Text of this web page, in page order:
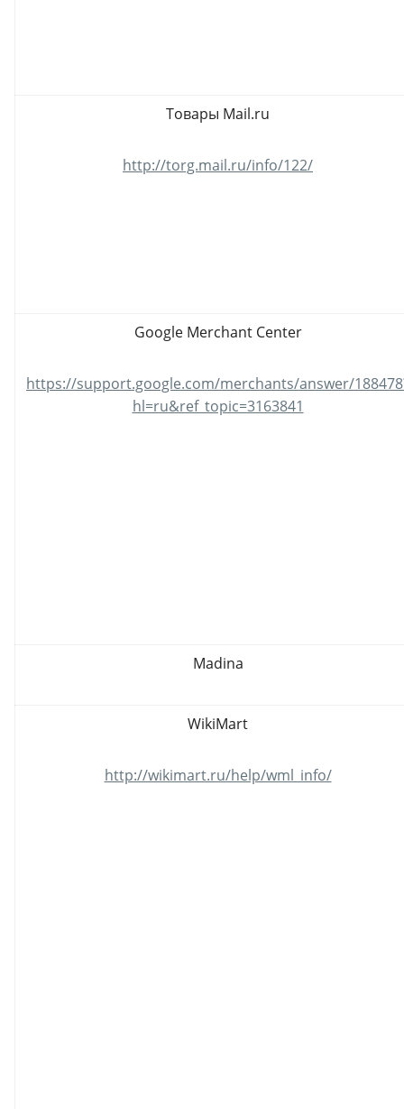
Товары Mail.ru
http://torg.mail.ru/info/122/
Google Merchant Center
https://support.google.com/merchants/answer/
hl=ru&ref_topic=3163841
Madina
WikiMart
http://wikimart.ru/help/wml_info/